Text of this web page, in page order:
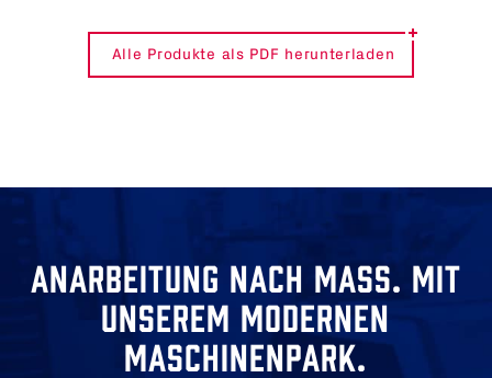
Alle Produkte als PDF herunterladen
ANARBEITUNG NACH MASS. MIT U
NSEREM MODERNEN M
ASCHINENPARK.